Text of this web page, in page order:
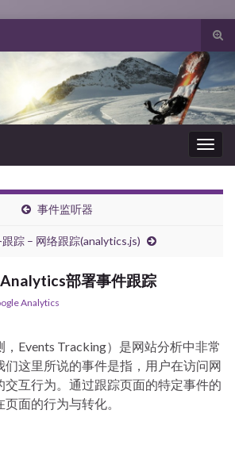
事件监听器
踪 – 网络跟踪(analytics.js)
部署事件跟踪
Analytics
Events Tracking）是网站分析中非常
们这里所说的事件是指，用户在访问网
交互行为。通过跟踪页面的特定事件的
面的行为与转化。